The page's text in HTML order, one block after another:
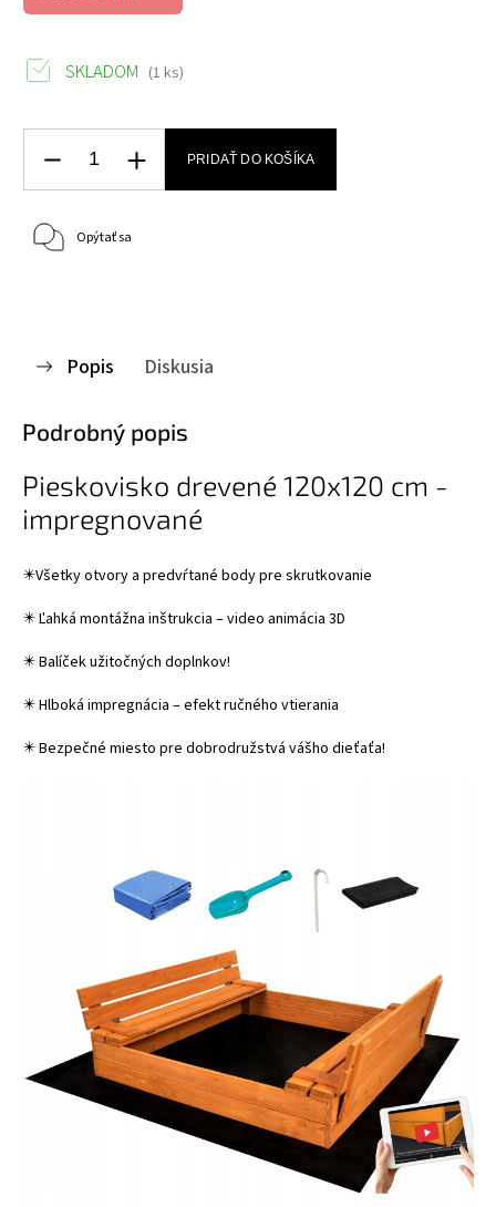
SKLADOM (1 ks)
PRIDAŤ DO KOŠÍKA
Opýtať sa
Popis Diskusia
Podrobný popis
Pieskovisko drevené 120x120 cm -
impregnované
✴️Všetky otvory a predvŕtané body pre skrutkovanie
✴️ Ľahká montážna inštrukcia – video animácia 3D
✴️ Balíček užitočných doplnkov!
✴️ Hlboká impregnácia – efekt ručného vtierania
✴️ Bezpečné miesto pre dobrodružstvá vášho dieťaťa!